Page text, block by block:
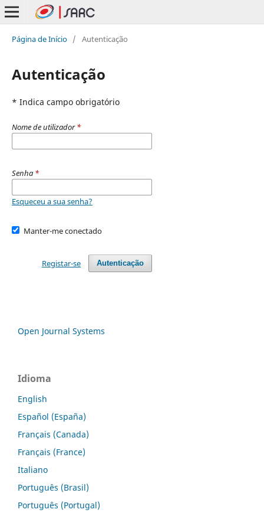
Página de Início / Autenticação
Autenticação
* Indica campo obrigatório
Nome de utilizador*
Senha *
Esqueceu a sua senha?
Manter-me conectado
Autenticação
Registar-se
Open Journal Systems
Idioma
English
Español (España)
Français (Canada)
Français (France)
Italiano
Português (Brasil)
Português (Portugal)